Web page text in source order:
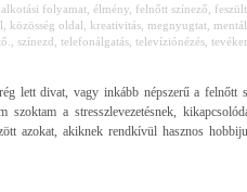
alkotási folyamat, élmény, felnőtt színező
közösség oldal kreativitás, megnyugtat,
színezd telefonálgatás, televíziónézés,
lett divat, vagy inkább népszerű a felnőtt
szoktam a stresszlevezetésnek,
azokat, akiknek rendkívül hasznos